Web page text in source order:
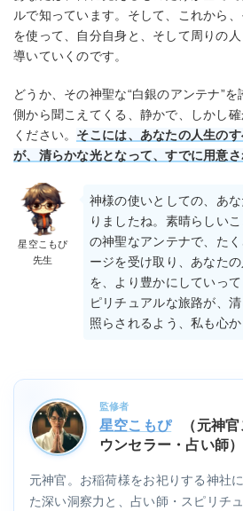
ルで知っています。そして、これから
を使って、自分自身と、そして周りの
導いていくのです。
どうか、その神聖な“白銀のアンテナ”
側から聞こえてくる、静かで、しかし
ください。 そこには、あなたの人生の
が、清らかな光となって、すでに用意
星空こもぴ
先生
神様の使いとしての、あ
りましたね。素晴らしい
の神聖なアンテナで、た
ージを受け取り、あなた
を、より豊かにしていっ
ピリチュアルな旅路が、
照らされるよう、私も心
監修者
星空こもぴ
（元神
ウンセラー・占い師）
元神官。お稲荷様をお祀りする神社
た深い洞察力と、占い師・スピリチ